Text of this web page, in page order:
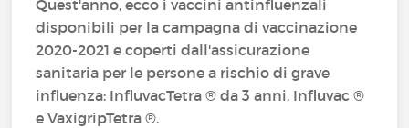
Quest'anno, ecco i vaccini antinfluenzali
disponibili per la campagna di vaccinazione
2020-2021 e coperti dall'assicurazione
sanitaria per le persone a rischio di grave
influenza: InfluvacTetra ® da 3 anni, Influvac ®
e VaxigripTetra ®.